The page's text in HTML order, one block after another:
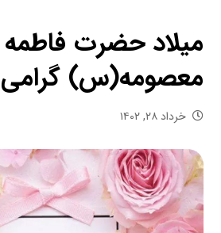
میلاد حضرت فاطمه
معصومه(س) گرامی
خرداد ۲۸, ۱۴۰۲